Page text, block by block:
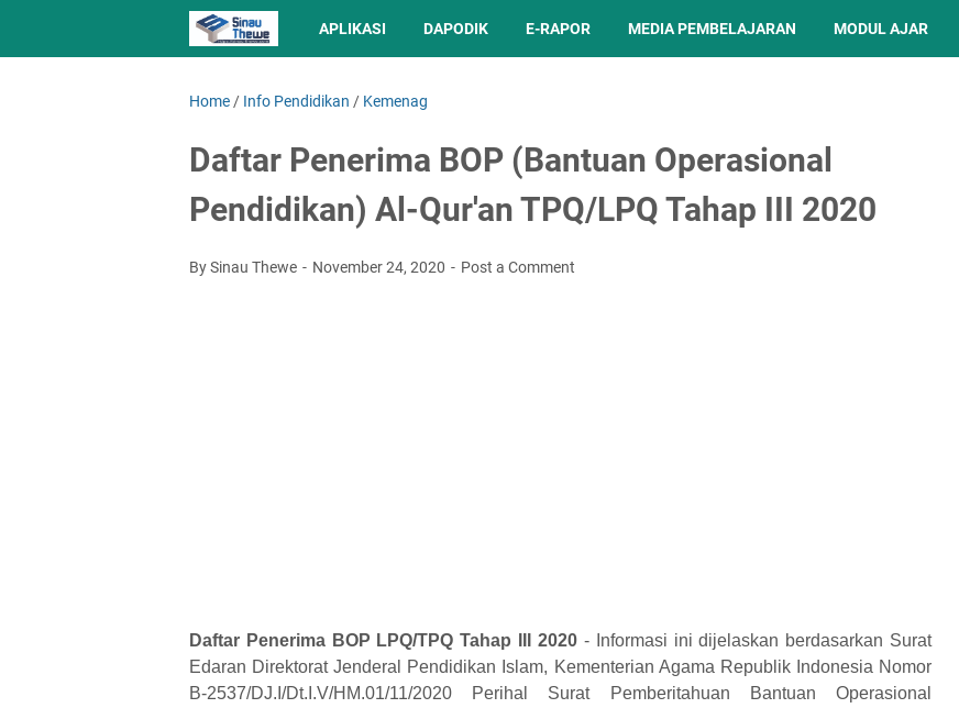
APLIKASI DAPODIK E-RAPOR MEDIA PEMBELAJARAN MODUL AJAR
Home / Info Pendidikan / Kemenag
Daftar Penerima BOP (Bantuan Operasional
Pendidikan) Al-Qur'an TPQ/LPQ Tahap III 2020
By Sinau Thewe November 24, 2020 Post a Comment
Daftar Penerima BOP LPQ/TPQ Tahap III 2020 - Informasi ini dijelaskan berdasarkan Surat
Edaran Direktorat Jenderal Pendidikan Islam, Kementerian Agama Republik Indonesia Nomor
B-2537/DJ.I/Dt.I.V/HM.01/11/2020 Perihal Surat Pemberitahuan Bantuan Operasional